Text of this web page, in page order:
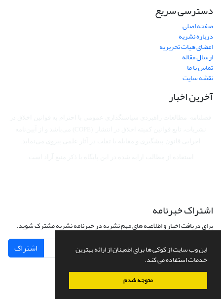
این وب سایت از کوکی ها برای اطمینان از ارائه بهترین
خدمات استفاده می کند.
متوجه شدم
دسترسی سریع
صفحه اصلی
درباره نشریه
اعضای هیات تحریریه
ارسال مقاله
تماس با ما
نقشه سایت
آخرین اخبار
اشتراک خبرنامه
برای دریافت اخبار و اطلاعیه های مهم نشریه در خبرنامه نشریه مشترک شوید.
اشتراک
سامانه مدیریت نشریات علمی.طراحی و پیاده سازی ازسیناوب